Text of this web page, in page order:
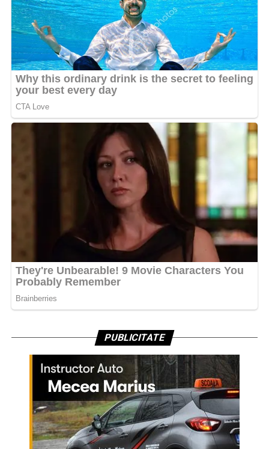
PUBLICITATE